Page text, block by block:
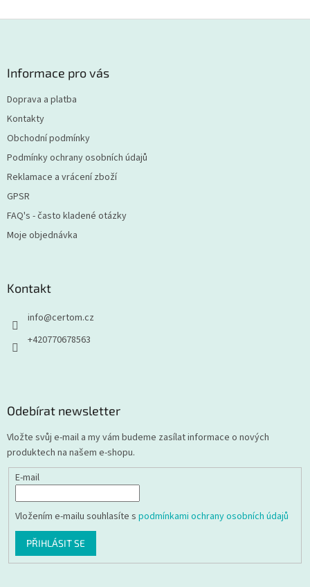
Informace pro vás
Doprava a platba
Kontakty
Obchodní podmínky
Podmínky ochrany osobních údajů
Reklamace a vrácení zboží
GPSR
FAQ's - často kladené otázky
Moje objednávka
Kontakt
info@certom.cz
+420770678563
Odebírat newsletter
Vložte svůj e-mail a my vám budeme zasílat informace o nových
produktech na našem e-shopu.
E-mail
Vložením e-mailu souhlasíte s podmínkami ochrany osobních údajů
PŘIHLÁSIT SE